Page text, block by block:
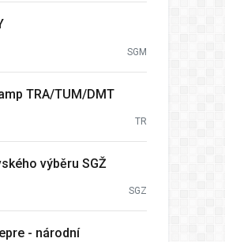
SGM
TRA/TUM/DMT
TR
výběru SGŽ
SGZ
- národní